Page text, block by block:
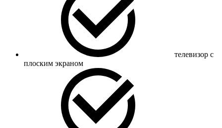
телевизор с
плоским экраном